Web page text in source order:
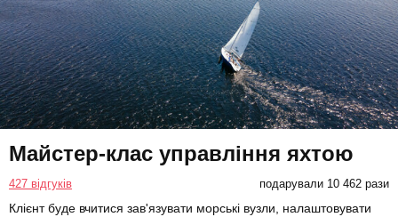
Майстер-клас управління яхтою
427 відгуків подарували 10 462 рази
Клієнт буде вчитися зав'язувати морські вузли, налаштовувати